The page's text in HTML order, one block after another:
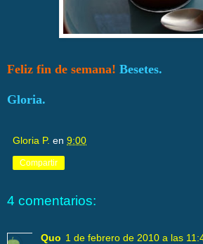
Feliz fin de semana! Besetes.
Gloria.
Gloria P. en 9:00
Compartir
4 comentarios:
Quo 1 de febrero de 2010 a las